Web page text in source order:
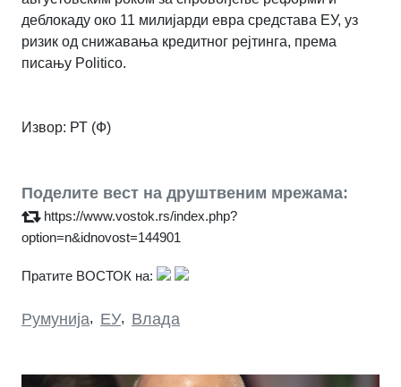
деблокаду око 11 милијарди евра средстава ЕУ, уз
ризик од снижавања кредитног рејтинга, према
писању Politico.
Извор: РТ (Ф)
Поделите вест на друштвеним мрежама:
https://www.vostok.rs/index.php?
option=n&idnovost=144901
Пратите ВОСТОК на:
Румунија, ЕУ, Влада